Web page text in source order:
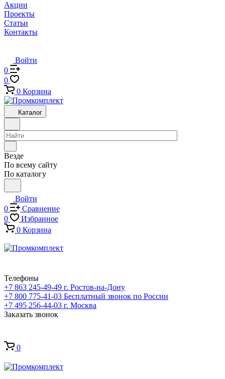
Акции
Проекты
Статьи
Контакты
Войти
0
0
0 Корзина
Каталог
Везде
По всему сайту
По каталогу
Войти
0
Сравнение
0
Избранное
0 Корзина
Телефоны
+7 863 245-49-49 г. Ростов-на-Дону
+7 800 775-41-03 Бесплатный звонок по России
+7 495 256-44-03 г. Москва
Заказать звонок
0